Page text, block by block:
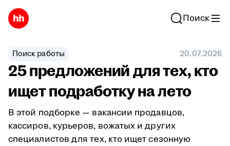
Поиск
Поиск работы 20.07.2026
25 предложений для тех, кто
ищет подработку на лето
В этой подборке — вакансии продавцов,
кассиров, курьеров, вожатых и других
специалистов для тех, кто ищет сезонную